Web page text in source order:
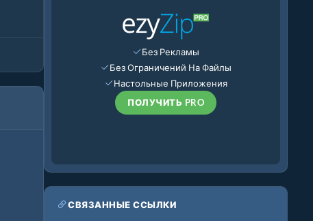
Без Рекламы
Без Ограничений На Файлы
Настольные Приложения
ПОЛУЧИТЬ PRO
СВЯЗАННЫЕ ССЫЛКИ